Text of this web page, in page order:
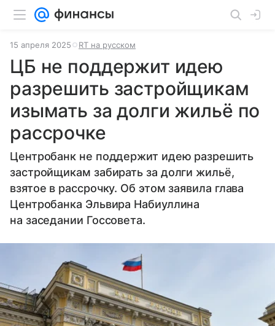
15 апреля 2025 RT на русском
ЦБ не поддержит идею
разрешить застройщикам
изымать за долги жильё по
рассрочке
Центробанк не поддержит идею разрешить
застройщикам забирать за долги жильё,
взятое в рассрочку. Об этом заявила глава
Центробанка Эльвира Набиуллина
на заседании Госсовета.